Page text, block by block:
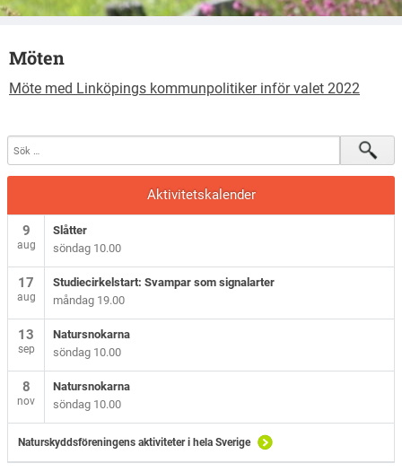
Föreningsdokument
Möten
Möte med Linköpings kommunpolitiker inför valet 2022
Aktivitetskalender
9
aug
Slåtter
söndag 10.00
17
aug
Studiecirkelstart: Svampar som signalarter
måndag 19.00
13
sep
Natursnokarna
söndag 10.00
8
nov
Natursnokarna
söndag 10.00
Naturskyddsföreningens aktiviteter i hela Sverige